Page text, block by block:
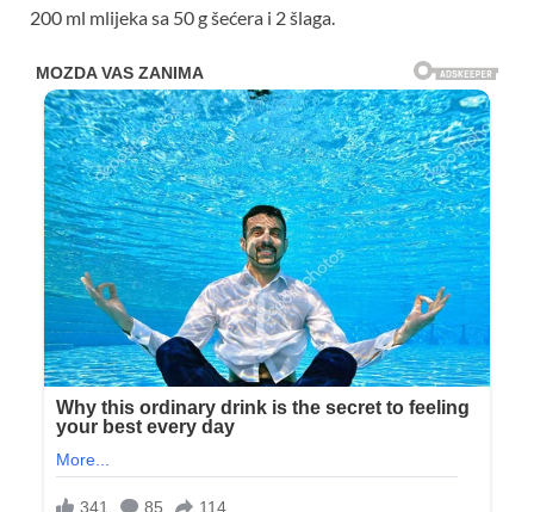
200 ml mlijeka sa 50 g šećera i 2 šlaga.